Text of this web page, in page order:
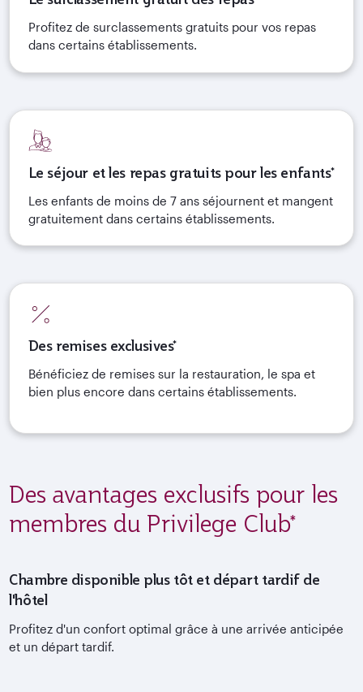
Profitez de surclassements gratuits pour vos repas
dans certains établissements.
Le séjour et les repas gratuits pour les enfants*
Les enfants de moins de 7 ans séjournent et mangent
gratuitement dans certains établissements.
Des remises exclusives*
Bénéficiez de remises sur la restauration, le spa et
bien plus encore dans certains établissements.
Des avantages exclusifs pour les
membres du Privilege Club*
Chambre disponible plus tôt et départ tardif de
l'hôtel
Profitez d'un confort optimal grâce à une arrivée anticipée
et un départ tardif.